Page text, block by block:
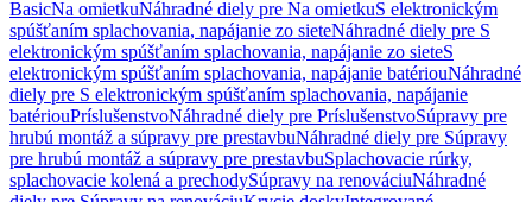
BasicNa omietkuNáhradné diely pre Na omietkuS elektronickým
spúšťaním splachovania, napájanie zo sieteNáhradné diely pre S
elektronickým spúšťaním splachovania, napájanie zo sieteS
elektronickým spúšťaním splachovania, napájanie batériouNáhradné
diely pre S elektronickým spúšťaním splachovania, napájanie
batériouPríslušenstvoNáhradné diely pre PríslušenstvoSúpravy pre
hrubú montáž a súpravy pre prestavbuNáhradné diely pre Súpravy
pre hrubú montáž a súpravy pre prestavbuSplachovacie rúrky,
splachovacie kolená a prechodySúpravy na renováciuNáhradné